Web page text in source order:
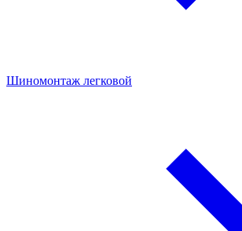
Шиномонтаж легковой